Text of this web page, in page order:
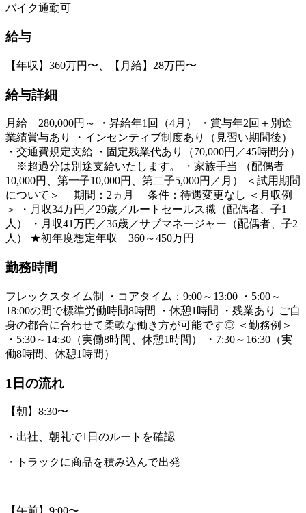
バイク通勤可
給与
【年収】360万円〜、【月給】28万円〜
給与詳細
月給 280,000円～ ・昇給年1回（4月） ・賞与年2回＋別途
業績賞与あり ・インセンティブ制度あり（見習い期間後）
・交通費規定支給 ・固定残業代あり（70,000円／45時間分）
※超過分は別途支給いたします。 ・家族手当 （配偶者
10,000円、第一子10,000円、第二子5,000円／月） ＜試用期間
について＞ 期間：2ヵ月 条件：待遇変更なし ＜月収例
＞ ・月収34万円／29歳／ルートセールス職（配偶者、子1
人） ・月収41万円／36歳／サブマネージャー（配偶者、子2
人） ★初年度想定年収 360～450万円
勤務時間
フレックスタイム制 ・コアタイム：9:00～13:00 ・5:00～
18:00の間で標準労働時間8時間 ・休憩1時間 ・残業あり ご自
身の都合に合わせて柔軟な働き方が可能です◎ ＜勤務例＞
・5:30～14:30（実働8時間、休憩1時間） ・7:30～16:30（実
働8時間、休憩1時間）
1日の流れ
【朝】8:30〜
・出社、朝礼で1日のルートを確認
・トラックに商品を積み込んで出発